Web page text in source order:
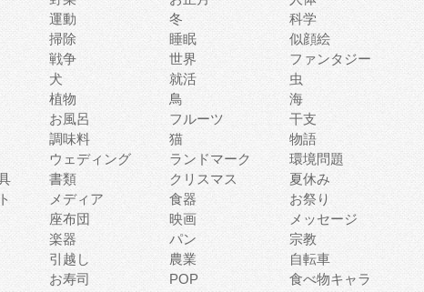
運動 冬
科学
掃除 睡眠
似顔絵
戦争 世界
ファンタジー
犬 就活
虫
植物 鳥
海
お風呂 フルーツ
干支
調味料 猫
物語
ウェディング ランドマーク
環境問題
書類 クリスマス
夏休み
メディア 食器
お祭り
座布団 映画
メッセージ
楽器 パン
宗教
引越し 農業
自転車
お寿司 POP
食べ物キャラ